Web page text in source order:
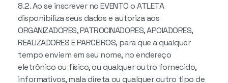
8.2. Ao se inscrever no EVENTO o ATLETA
disponibiliza seus dados e autoriza aos
ORGANIZADORES, PATROCINADORES, APOIADORES,
REALIZADORES E PARCEIROS, para que a qualquer
tempo enviem em seu nome, no endereço
eletrônico ou físico, ou qualquer outro fornecido,
informativos, mala direta ou qualquer outro tipo de